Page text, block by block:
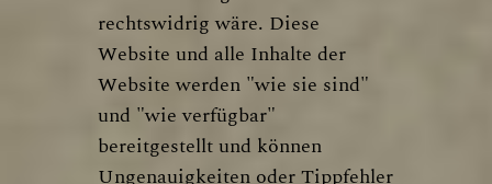
rechtswidrig wäre. Diese
Website und alle Inhalte der
Website werden "wie sie sind"
und "wie verfügbar"
bereitgestellt und können
Ungenauigkeiten oder Tippfehler